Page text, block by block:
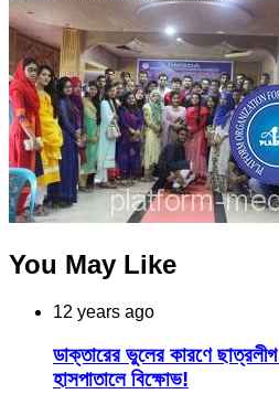
You May Like
12 years ago
ডাক্তারের ভুলের কারণে
হাসপাতালে বিক্ষোভ!